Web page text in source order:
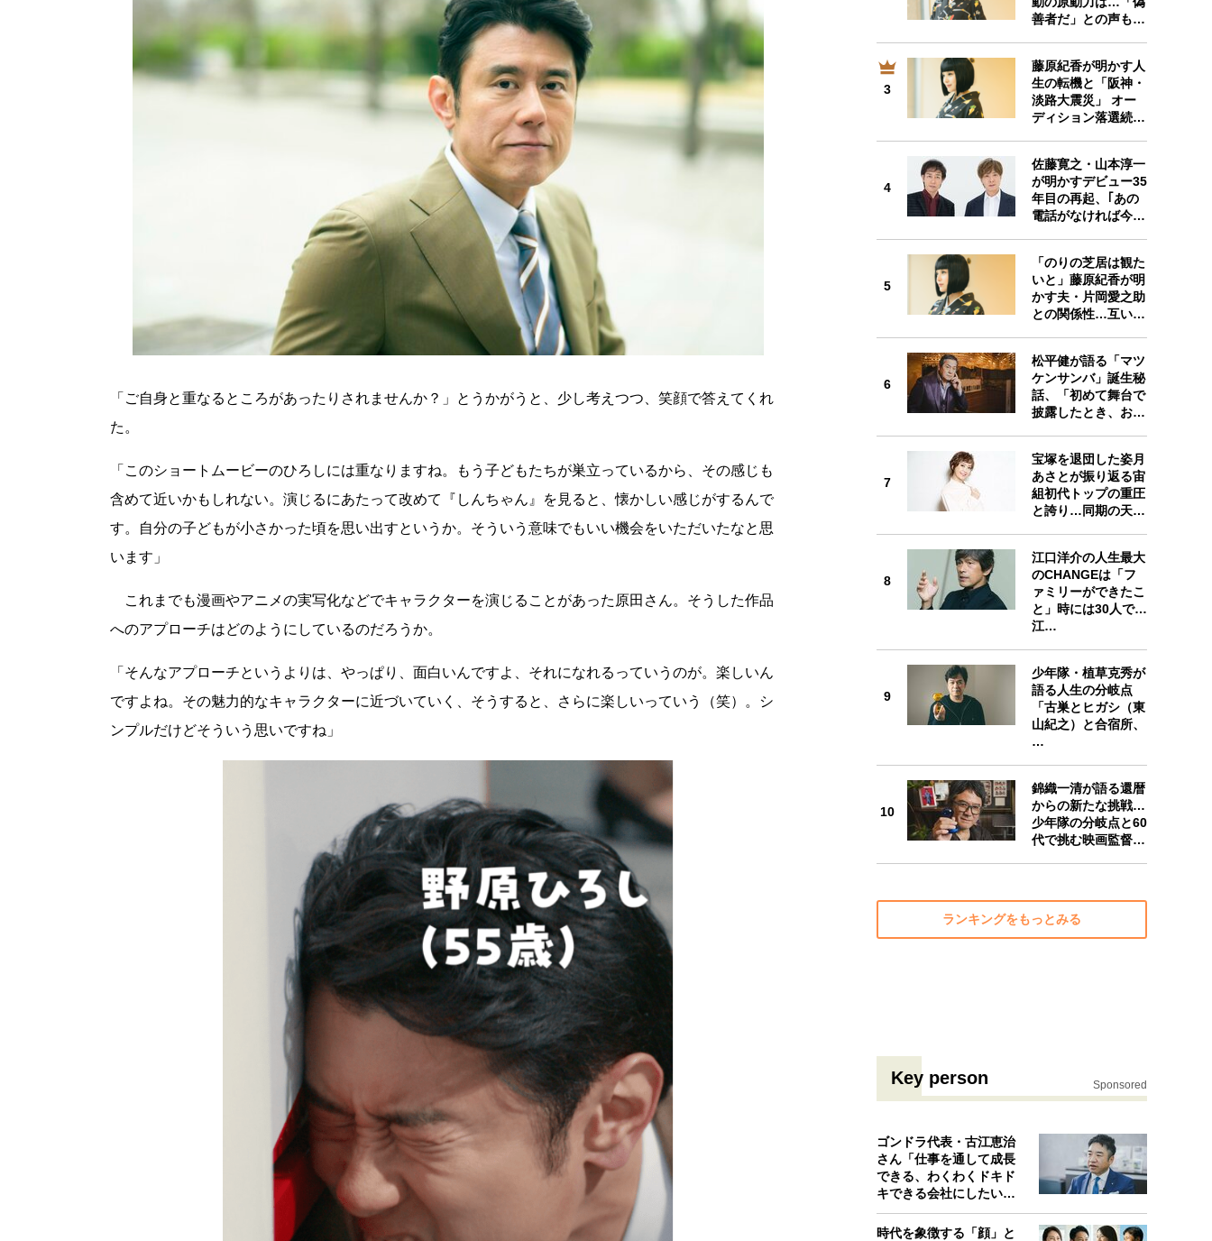
「ご自身と重なるところがあったりされませんか？」とうかがうと、少し考えつつ、笑顔で答えてくれ
た。
「このショートムービーのひろしには重なりますね。もう子どもたちが巣立っているから、その感じも
含めて近いかもしれない。演じるにあたって改めて『しんちゃん』を見ると、懐かしい感じがするんで
す。自分の子どもが小さかった頃を思い出すというか。そういう意味でもいい機会をいただいたなと思
います」
これまでも漫画やアニメの実写化などでキャラクターを演じることがあった原田さん。そうした作品
へのアプローチはどのようにしているのだろうか。
「そんなアプローチというよりは、やっぱり、面白いんですよ、それになれるっていうのが。楽しいん
ですよね。その魅力的なキャラクターに近づいていく、そうすると、さらに楽しいっていう（笑）。シ
ンプルだけどそういう思いですね」
善者だ」との声も…
3
藤原紀香が明かす人
生の転機と「阪神・
淡路大震災」 オー
ディション落選続…
4
佐藤寛之・山本淳一
が明かすデビュー35
年目の再起、｢あの
電話がなければ今…
5
「のりの芝居は観た
いと」藤原紀香が明
かす夫・片岡愛之助
との関係性…互い…
6
松平健が語る「マツ
ケンサンバ」誕生秘
話、「初めて舞台で
披露したとき、お…
7
宝塚を退団した姿月
あさとが振り返る宙
組初代トップの重圧
と誇り…同期の天…
8
江口洋介の人生最大
のCHANGEは「フ
ァミリーができたこ
と」時には30人で…
江…
9
少年隊・植草克秀が
語る人生の分岐点
「古巣とヒガシ（東
山紀之）と合宿所、
…
10
錦織一清が語る還暦
からの新たな挑戦…
少年隊の分岐点と60
代で挑む映画監督…
ランキングをもっとみる
Key person Sponsored
ゴンドラ代表・古江恵治
さん「仕事を通して成長
できる、わくわくドキド
キできる会社にしたいと
考えたんで…
時代を象徴する「顔」と